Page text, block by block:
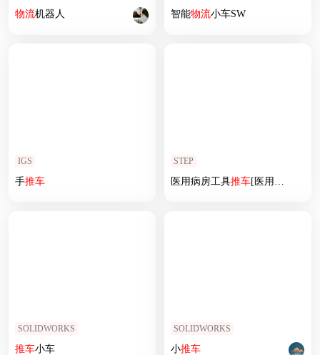
物流机器人 智能物流小车SW
IGS
手推车
STEP
医用病房工具推车[医用病房工具
SOLIDWORKS
推车小车
SOLIDWORKS
小推车